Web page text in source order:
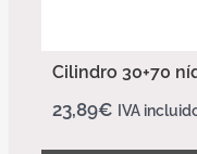
Cilindro 30+70
23,89€ IVA